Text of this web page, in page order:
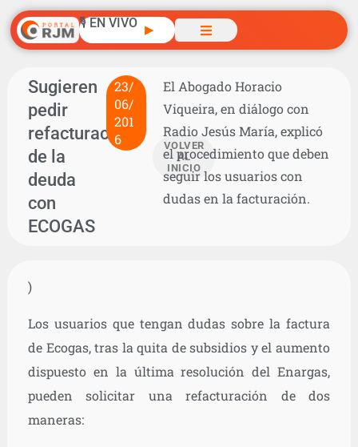
🎙️ EN VIVO ▶
Sugieren
pedir
refacturación
de la
deuda
con
ECOGAS
23/
06/
201
6
VOLVER
AL
INICIO
El Abogado Horacio
Viqueira, en diálogo con
Radio Jesús María, explicó
el procedimiento que deben
seguir los usuarios con
dudas en la facturación.
)
Los usuarios que tengan dudas sobre la factura
de Ecogas, tras la quita de subsidios y el aumento
dispuesto en la última resolución del Enargas,
pueden solicitar una refacturación de dos
maneras: